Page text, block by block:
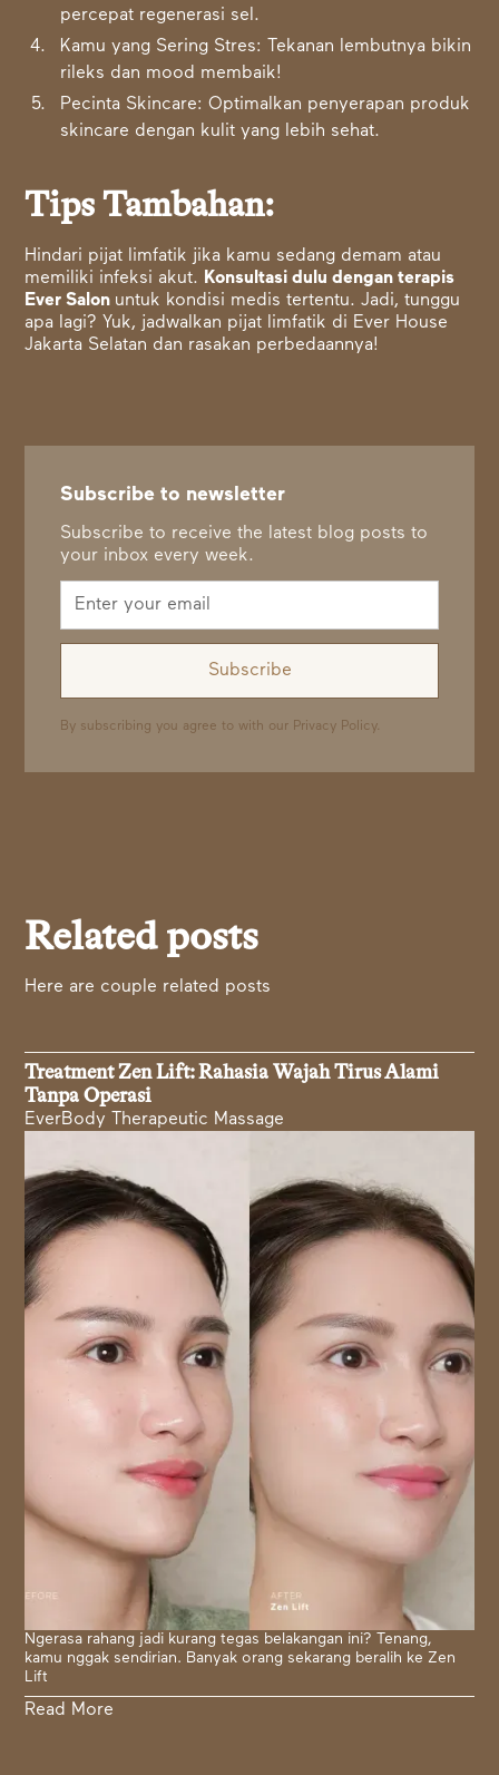
percepat regenerasi sel.
Kamu yang Sering Stres: Tekanan lembutnya bikin
rileks dan mood membaik!
Pecinta Skincare: Optimalkan penyerapan produk
skincare dengan kulit yang lebih sehat.
Tips Tambahan:
Hindari pijat limfatik jika kamu sedang demam atau
memiliki infeksi akut. Konsultasi dulu dengan terapis
Ever Salon untuk kondisi medis tertentu. Jadi, tunggu
apa lagi? Yuk, jadwalkan pijat limfatik di Ever House
Jakarta Selatan dan rasakan perbedaannya!
Subscribe to newsletter
Subscribe to receive the latest blog posts to
your inbox every week.
By subscribing you agree to with our Privacy Policy.
Related posts
Here are couple related posts
Treatment Zen Lift: Rahasia Wajah Tirus Alami
Tanpa Operasi
EverBody Therapeutic Massage
Ngerasa rahang jadi kurang tegas belakangan ini? Tenang,
kamu nggak sendirian. Banyak orang sekarang beralih ke Zen
Lift
Read More